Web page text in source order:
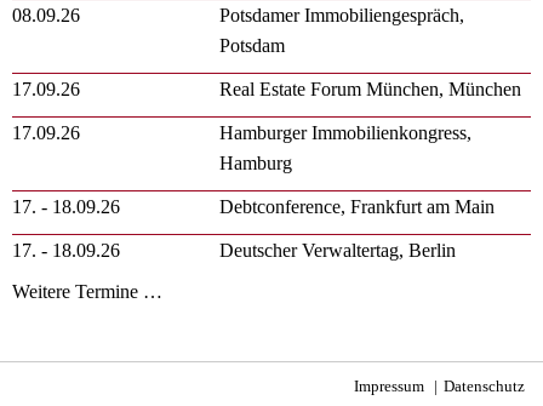
08.09.26
Potsdamer Immobiliengespräch,
Potsdam
17.09.26 Real Estate Forum München, München
17.09.26
Hamburger Immobilienkongress,
Hamburg
17. - 18.09.26 Debtconference, Frankfurt am Main
17. - 18.09.26
Deutscher Verwaltertag, Berlin
Weitere Termine …
Impressum Datenschutz